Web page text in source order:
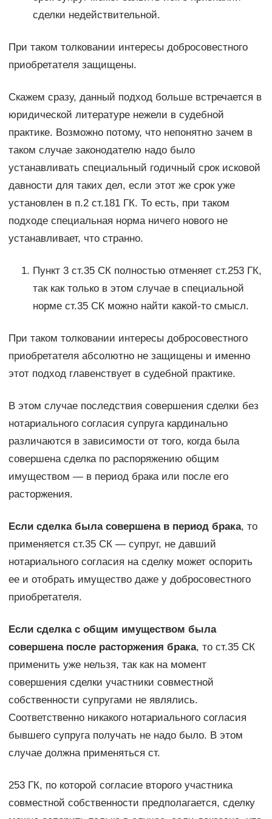
сделки недействительной.
При таком толковании интересы добросовестного
приобретателя защищены.
Скажем сразу, данный подход больше встречается в
юридической литературе нежели в судебной
практике. Возможно потому, что непонятно зачем в
таком случае законодателю надо было
устанавливать специальный годичный срок исковой
давности для таких дел, если этот же срок уже
установлен в п.2 ст.181 ГК. То есть, при таком
подходе специальная норма ничего нового не
устанавливает, что странно.
Пункт 3 ст.35 СК полностью отменяет ст.253 ГК,
так как только в этом случае в специальной
норме ст.35 СК можно найти какой-то смысл.
При таком толковании интересы добросовестного
приобретателя абсолютно не защищены и именно
этот подход главенствует в судебной практике.
В этом случае последствия совершения сделки без
нотариального согласия супруга кардинально
различаются в зависимости от того, когда была
совершена сделка по распоряжению общим
имуществом — в период брака или после его
расторжения.
Если сделка была совершена в период брака, то
применяется ст.35 СК — супруг, не давший
нотариального согласия на сделку может оспорить
ее и отобрать имущество даже у добросовестного
приобретателя.
Если сделка с общим имуществом была
совершена после расторжения брака, то ст.35 СК
применить уже нельзя, так как на момент
совершения сделки участники совместной
собственности супругами не являлись.
Соответственно никакого нотариального согласия
бывшего супруга получать не надо было. В этом
случае должна применяться ст.
253 ГК, по которой согласие второго участника
совместной собственности предполагается, сделку